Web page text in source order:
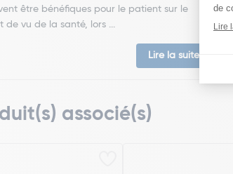
être bénéfiques pour le patient sur le
de vu de la santé, lors ...
Lire la suite
associé(s)